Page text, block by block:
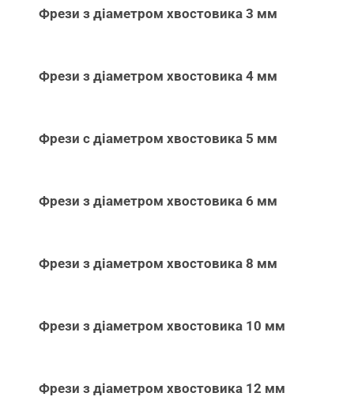
Фрези з діаметром хвостовика 3 мм
Фрези з діаметром хвостовика 4 мм
Фрези с діаметром хвостовика 5 мм
Фрези з діаметром хвостовика 6 мм
Фрези з діаметром хвостовика 8 мм
Фрези з діаметром хвостовика 10 мм
Фрези з діаметром хвостовика 12 мм